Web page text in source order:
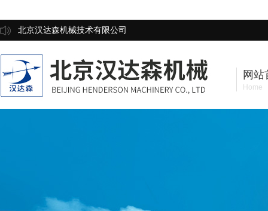
北京汉达森机械技术有限公司
网站
Home